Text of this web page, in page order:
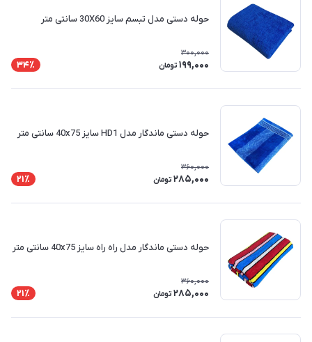
حوله دستی مدل تبسم سایز 30X60 سانتی متر
300,000
199,000 تومان 34٪
حوله دستی ماندگار مدل HD1 سایز 40x75 سانتی متر
360,000
285,000 تومان 21٪
حوله دستی ماندگار مدل راه راه سایز 40x75 سانتی متر
360,000
285,000 تومان 21٪